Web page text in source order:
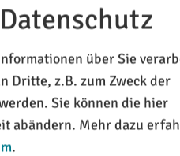
verwöhnt Sie mit einem
Hauptgänge und
Cappuccino,
über Sie
Dritte, z.B. zum Zweck der
Sie können die hier
abändern. Mehr dazu
.